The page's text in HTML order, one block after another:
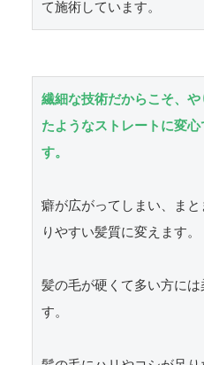
て施術しています。
繊細な技術だからこそ、
たようなストレートに変
す。
癖が広がってしまい、ま
りやすい髪質に変えます。
髪の毛が硬くて多い方に
す。